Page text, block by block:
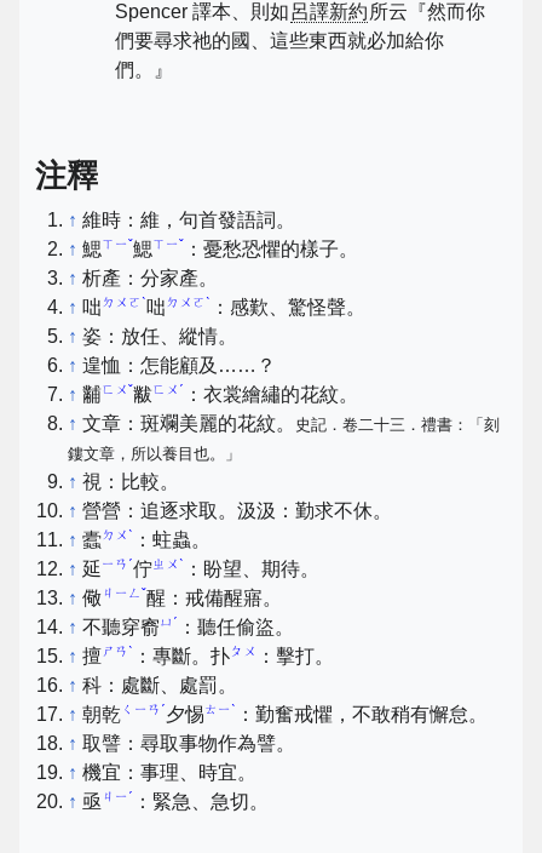
Spencer 譯本、則如呂譯新約所云『然而你
們要尋求祂的國、這些東西就必加給你
們。』
注釋
↑ 維時：維，句首發語詞。
↑ 鰓ㄒㄧˇ鰓ㄒㄧˇ ：憂愁恐懼的樣子。
↑ 析產：分家產。
↑ 咄 ㄉㄨㄛˋ 咄 ㄉㄨㄛˋ
：感歎、驚怪聲。
↑ 姿：放任、縱情。
↑ 遑恤：怎能顧及……？
↑ 黼ㄈㄨˇ黻ㄈㄨˊ
：衣裳繪繡的花紋。
↑ 文章：斑斕美麗的花紋。
史記．卷二十三．禮書：「刻
鏤文章，所以養目也。」
↑ 視：比較。
↑ 營營：追逐求取。汲汲：勤求不休。
↑ 蠹ㄉㄨˋ
：蛀蟲。
↑ 延ㄧㄢˊ佇ㄓㄨˋ
：盼望、期待。
↑ 儆 ㄐㄧㄥˇ醒：戒備醒寤。
↑ 不聽穿窬ㄩˊ
：聽任偷盜。
↑ 擅 ㄕㄢˋ ：專斷。扑ㄆㄨ
：擊打。
↑ 科：處斷、處罰。
↑ 朝乾 ㄑㄧㄢˊ夕惕ㄊㄧˋ
：勤奮戒懼，不敢稍有懈怠。
↑ 取譬：尋取事物作為譬。
↑ 機宜：事理、時宜。
↑ 亟 ㄐㄧˊ ：緊急、急切。